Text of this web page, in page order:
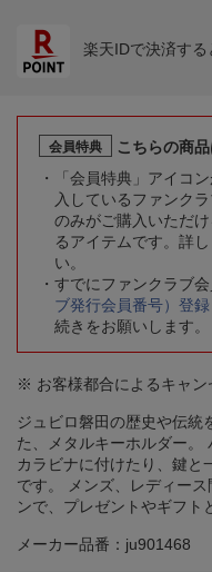
楽天IDで決済する
会員特典
こちらの商
「会員特典」アイコ
入しているファンク
のみがご購入いただ
るアイテムです。詳
い。
すでにファンクラブ会
ブ発行会員番号）登録
続きをお願いします。
※ お客様都合によるキャン
ジュビロ磐田の歴史や伝統
た、メタルキーホルダー。
カラビナに付けたり、鍵と
です。 メンズ、レディー
ンで、プレゼントやギフト
メーカー品番：ju901468